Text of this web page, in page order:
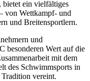
bietet ein vielfältiges
von Wettkampf- und
und Breitensportlern.
und
besonderen Wert auf die
mit dem
des Schwimmsports in
vereint.